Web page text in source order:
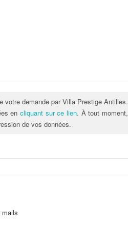
votre demande par Villa Prestige Antilles.
en cliquant sur ce lien. À tout moment,
de vos données.